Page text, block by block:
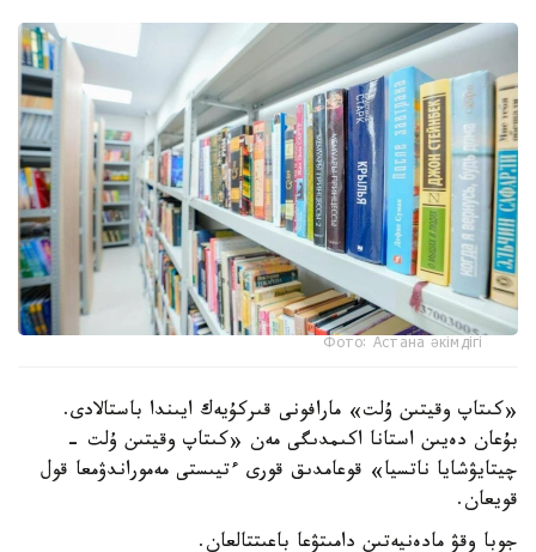
Фото: Астана әкімдігі
«كىتاپ وقيتىن ۇلت» مارافونى قىركۇيەك ايىندا باستالادى.
بۇعان دەيىن استانا اكىمدىگى مەن «كىتاپ وقيتىن ۇلت -
چيتايۋشايا ناتسيا» قوعامدىق قورى ءتيىستى مەموراندۋمعا قول
قويعان.
جوبا وقۋ مادەنيەتىن دامىتۋعا باعىتتالعان.